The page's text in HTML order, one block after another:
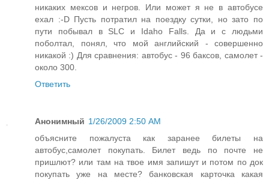
никаких мексов и негров. Или может я не в автобусе
ехал :-D Пусть потратил на поездку сутки, но зато по
пути побывал в SLC и Idaho Falls. Да и с людьми
поболтал, понял, что мой английский - совершенно
никакой :) Для сравнения: автобус - 96 баксов, самолет -
около 300.
Ответить
Анонимный 1/26/2009 2:50 AM
объясните пожалуста как заранее билеты на
автобус,самолет покупать. Билет ведь по почте не
пришлют? или там на твое имя запишут и потом по док
покупать уже на месте? банковская карточка какая